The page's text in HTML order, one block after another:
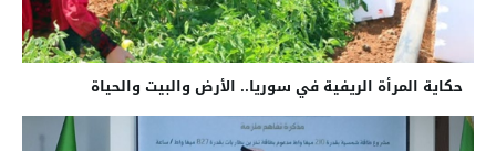
حكاية المرأة الريفية في سوريا.. الأرض والبيت والحياة